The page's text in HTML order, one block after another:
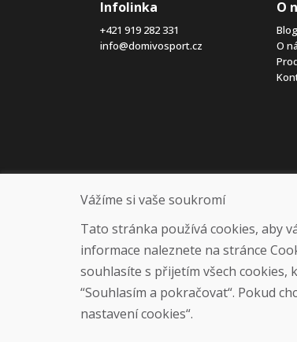
Infolinka
+421 919 282 331
info@domivosport.cz
O
Blog
O
Vážíme si vaše soukromí
Tato stránka používá cookies, aby
informace naleznete na stránce
souhlasíte s přijetím všech
“Souhlasím a pokračovat“. Pokud
nastavení cookies“.